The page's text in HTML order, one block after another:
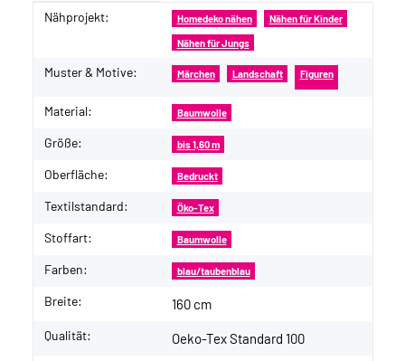
Produkteigenschaft
Wert
Nähprojekt: Homedeko nähen Nähen für Kinder
Nähen für Jungs
Muster & Motive: Märchen Landschaft Figuren
Material: Baumwolle
Größe: bis 1,60 m
Oberfläche: Bedruckt
Textilstandard: Öko-Tex
Stoffart: Baumwolle
Farben: blau/taubenblau
Breite: 160 cm
Qualität: Oeko-Tex Standard 100